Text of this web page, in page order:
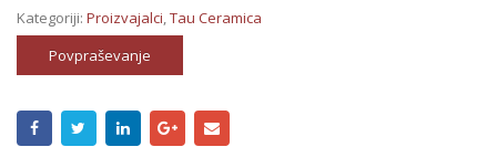
Kategoriji: Proizvajalci,Tau Ceramica
Povpraševanje